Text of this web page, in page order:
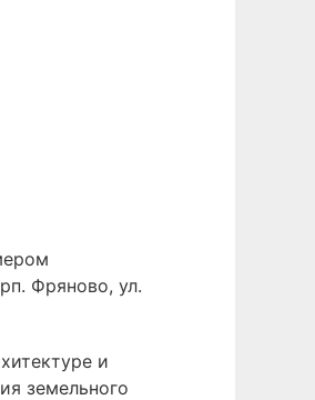
Фряново, ул.
и
земельного